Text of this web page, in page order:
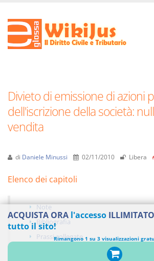
Divieto di emissione di azioni
dell'iscrizione della società:
vendita
di Daniele Minussi 02/11/2010 Libera
Elenco dei capitoli
Note
Bibliografia
Prassi collegate
ACQUISTA ORA l'accesso ILLIMITATO
tutto il sito!
Rimangono 1 su 3 visualizzazioni